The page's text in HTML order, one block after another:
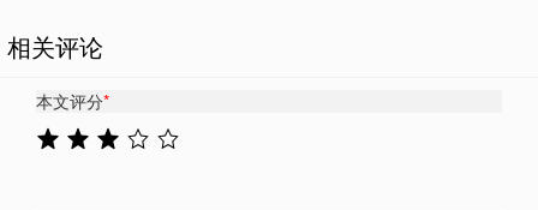
相关评论
本文评分*